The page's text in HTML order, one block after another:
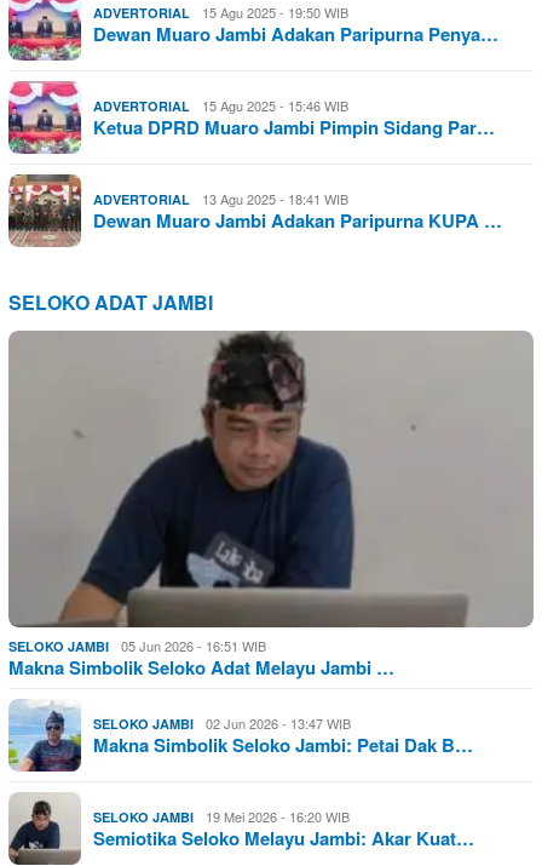
ADVERTORIAL 15 Agu 2025 - 19:50 WIB
Dewan Muaro Jambi Adakan Paripurna Penya…
ADVERTORIAL 15 Agu 2025 - 15:46 WIB
Ketua DPRD Muaro Jambi Pimpin Sidang Par…
ADVERTORIAL 13 Agu 2025 - 18:41 WIB
Dewan Muaro Jambi Adakan Paripurna KUPA …
SELOKO ADAT JAMBI
SELOKO JAMBI 05 Jun 2026 - 16:51 WIB
Makna Simbolik Seloko Adat Melayu Jambi …
SELOKO JAMBI 02 Jun 2026 - 13:47 WIB
Makna Simbolik Seloko Jambi: Petai Dak B…
SELOKO JAMBI 19 Mei 2026 - 16:20 WIB
Semiotika Seloko Melayu Jambi: Akar Kuat…